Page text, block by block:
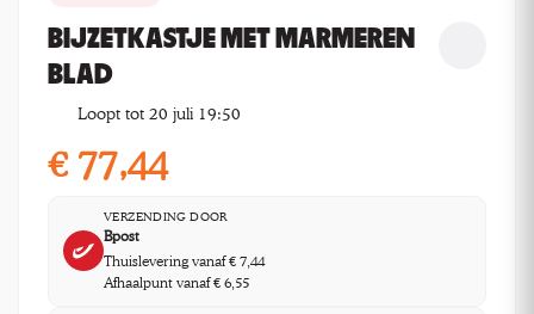
BIJZETKASTJE MET MARMEREN
BLAD
Loopt tot 20 juli 19:50
€ 77,44
VERZENDING DOOR
Bpost
Thuislevering vanaf € 7,44
Afhaalpunt vanaf € 6,55